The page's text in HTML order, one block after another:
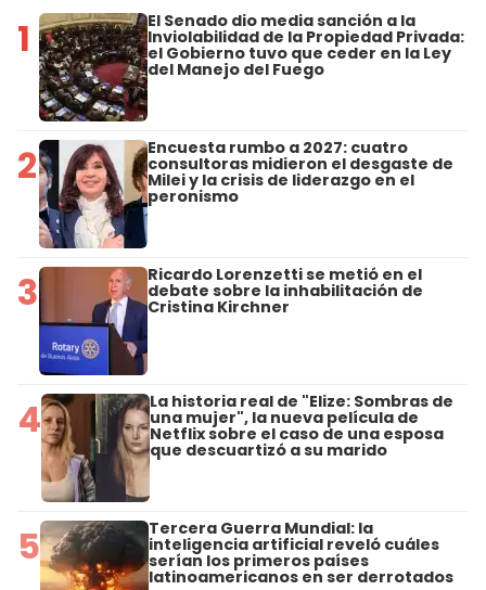
1 El Senado dio media sanción a la
Inviolabilidad de la Propiedad Privada:
el Gobierno tuvo que ceder en la Ley
del Manejo del Fuego
2 Encuesta rumbo a 2027: cuatro
consultoras midieron el desgaste de
Milei y la crisis de liderazgo en el
peronismo
3 Ricardo Lorenzetti se metió en el
debate sobre la inhabilitación de
Cristina Kirchner
4 La historia real de "Elize: Sombras de
una mujer", la nueva película de
Netflix sobre el caso de una esposa
que descuartizó a su marido
5 Tercera Guerra Mundial: la
inteligencia artificial reveló cuáles
serían los primeros países
latinoamericanos en ser derrotados